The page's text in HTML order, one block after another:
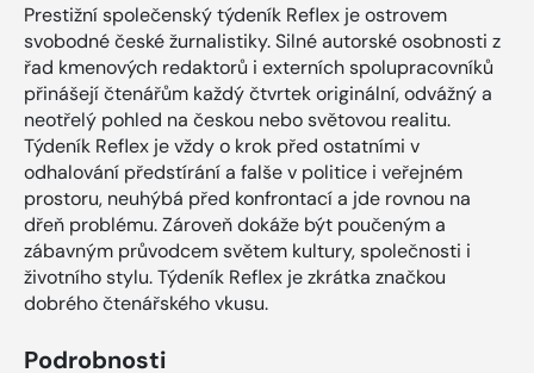
Prestižní společenský týdeník Reflex je ostrovem
svobodné české žurnalistiky. Silné autorské osobnosti z
řad kmenových redaktorů i externích spolupracovníků
přinášejí čtenářům každý čtvrtek originální, odvážný a
neotřelý pohled na českou nebo světovou realitu.
Týdeník Reflex je vždy o krok před ostatními v
odhalování předstírání a falše v politice i veřejném
prostoru, neuhýbá před konfrontací a jde rovnou na
dřeň problému. Zároveň dokáže být poučeným a
zábavným průvodcem světem kultury, společnosti i
životního stylu. Týdeník Reflex je zkrátka značkou
dobrého čtenářského vkusu.
Podrobnosti